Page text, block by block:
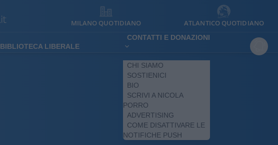
MILANO QUOTIDIANO ATLANTICO QUOTIDIANO
BIBLIOTECA LIBERALE
CONTATTI E DONAZIONI
CHI SIAMO
SOSTIENICI
BIO
SCRIVI A NICOLA
PORRO
ADVERTISING
COME DISATTIVARE LE
NOTIFICHE PUSH